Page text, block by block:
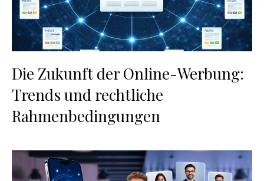
Die Zukunft der Online-Werbung:
Trends und rechtliche
Rahmenbedingungen